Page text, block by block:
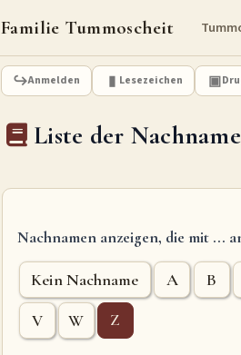
Familie Tummoscheit
Anmelden Lesezeichen
Liste der
Nachnamen anzeigen, die mit ...
Kein Nachname A B
V W Z